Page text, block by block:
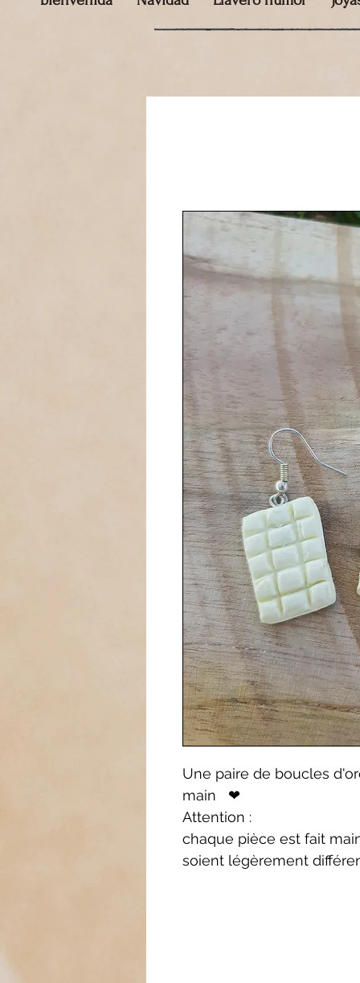
Une paire de boucles
main ❤
Attention :
chaque pièce est fait
soient légèrement